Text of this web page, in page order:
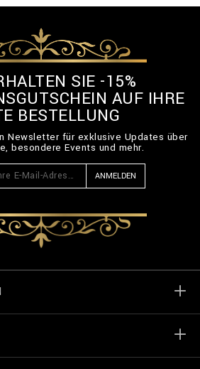
SIE -15%
AUF IHRE
BESTELLUNG
Newsletter für exklusive Updates über
besondere Events und mehr.
ANMELDEN